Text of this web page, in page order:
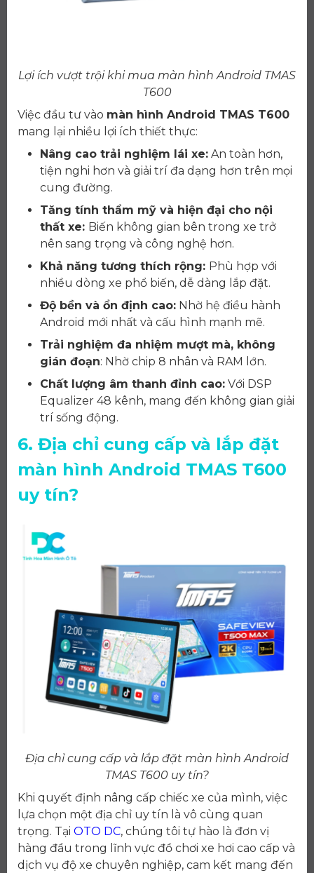
Lợi ích vượt trội khi mua màn hình Android TMAS
T600
Việc đầu tư vào màn hình Android TMAS T600
mang lại nhiều lợi ích thiết thực:
Nâng cao trải nghiệm lái xe: An toàn hơn,
tiện nghi hơn và giải trí đa dạng hơn trên mọi
cung đường.
Tăng tính thẩm mỹ và hiện đại cho nội
thất xe: Biến không gian bên trong xe trở
nên sang trọng và công nghệ hơn.
Khả năng tương thích rộng: Phù hợp với
nhiều dòng xe phổ biến, dễ dàng lắp đặt.
Độ bền và ổn định cao: Nhờ hệ điều hành
Android mới nhất và cấu hình mạnh mẽ.
Trải nghiệm đa nhiệm mượt mà, không
gián đoạn: Nhờ chip 8 nhân và RAM lớn.
Chất lượng âm thanh đỉnh cao: Với DSP
Equalizer 48 kênh, mang đến không gian giải
trí sống động.
6. Địa chỉ cung cấp và lắp đặt
màn hình Android TMAS T600
uy tín?
Địa chỉ cung cấp và lắp đặt màn hình Android
TMAS T600 uy tín?
Khi quyết định nâng cấp chiếc xe của mình, việc
lựa chọn một địa chỉ uy tín là vô cùng quan
trọng. Tại OTO DC, chúng tôi tự hào là đơn vị
hàng đầu trong lĩnh vực đồ chơi xe hơi cao cấp và
dịch vụ độ xe chuyên nghiệp, cam kết mang đến